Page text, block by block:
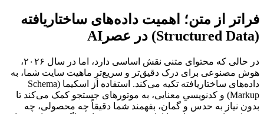
فراتر از متن؛ اهمیت داده‌های ساختاریافته
(Structured Data) در عصرAI
در حالی که محتوای متنی نقش اساسی دارد، اما در سال ۲۰۲۶،
هوش مصنوعی برای درک دقیق‌تر و سریع‌ترِ ماهیت سایت شما، به
داده‌های ساختاریافته تکیه می‌کند. استفاده از اسکیما (Schema
Markup) و کدنویسیِ معنایی، به موتورهای جستجو کمک می‌کند تا
بدون نیاز به حدس و گمان، بفهمند شما دقیقاً چه محصولی، چه